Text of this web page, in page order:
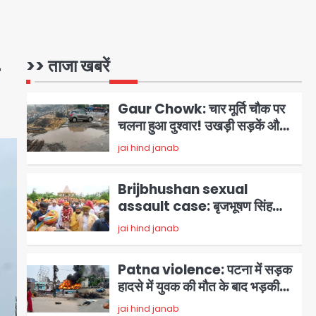
>> ताजा खबरें
2
चलना हुआ दुश्वार! उखड़ी सड़कें और
जलभराव बना आफत, अंडरपास पर भी
खतरा
jai hind janab
3
Brijbhushan sexual
assault case: बृजभूषण सिंह
बोले- संसद जरूर लौटूंगा, हुई चरित्र
हत्या की कोशिश, प्रियंका गांधी को
बरगलाया गया, यौन शोषण नहीं ‘गुड-
बैड टच’ का था मामला
jai hind janab
4
Patna violence: पटना में सड़क
हादसे में युवक की मौत के बाद भड़की
हिंसा, उपद्रवियों ने फूंकीं 10 गाड़ियां,
ट्रैफिक पोस्ट और स्लीपर बस भी
जलाई, NH-30 जाम
jai hind janab